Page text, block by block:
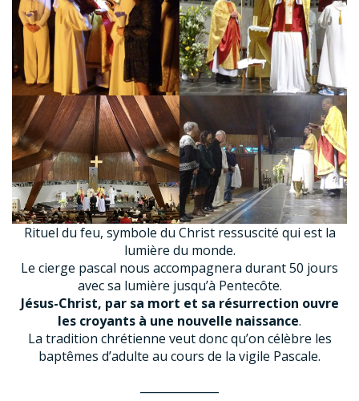
Rituel du feu, symbole du Christ ressuscité qui est la
lumière du monde.
Le cierge pascal nous accompagnera durant 50 jours
avec sa lumière jusqu’à Pentecôte.
Jésus-Christ, par sa mort et sa résurrection ouvre
les croyants à une nouvelle naissance.
La tradition chrétienne veut donc qu’on célèbre les
baptêmes d’adulte au cours de la vigile Pascale.